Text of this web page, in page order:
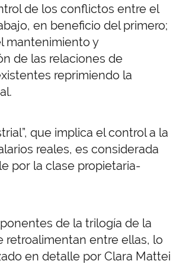
de los conflictos entre el
en beneficio del primero;
mantenimiento y
de las relaciones de
reprimiendo la
que implica el control a la
reales, es considerada
por la clase propietaria-
de la trilogía de la
retroalimentan entre ellas, lo
en detalle por Clara Mattei